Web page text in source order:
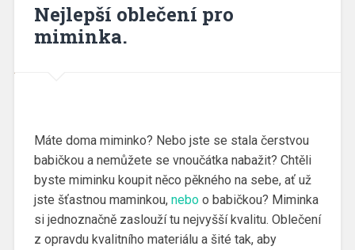
Nejlepší oblečení pro
miminka.
Máte doma miminko? Nebo jste se stala čerstvou
babičkou a nemůžete se vnoučátka nabažit? Chtěli
byste miminku koupit něco pěkného na sebe, ať už
jste šťastnou maminkou, neboo babičkou? Miminka
si jednoznačně zaslouží tu nejvyšší kvalitu. Oblečení
z opravdu kvalitního materiálu a šité tak, aby